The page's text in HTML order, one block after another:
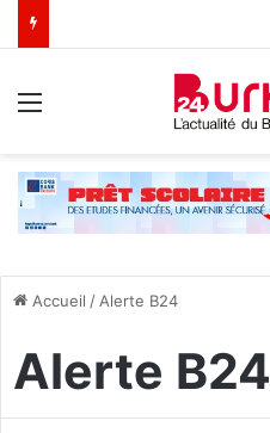
Accueil / Alerte B24
Alerte B24